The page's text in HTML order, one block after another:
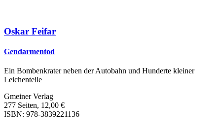
Oskar Feifar
Gendarmentod
Ein Bombenkrater neben der Autobahn und Hunderte kleiner
Leichenteile
Gmeiner Verlag
277 Seiten, 12,00 €
ISBN: 978-3839221136